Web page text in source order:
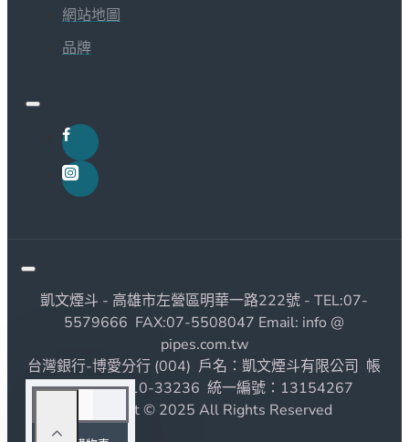
網站地圖
品牌
凱文煙斗 - 高雄市左營區明華一路222號 - TEL:07-
5579666 FAX:07-5508047 Email: info @
pipes.com.tw
台灣銀行-博愛分行 (004) 戶名：凱文煙斗有限公司 帳
號：1190010-33236 統一編號：13154267
Copyright © 2025 All Rights Reserved